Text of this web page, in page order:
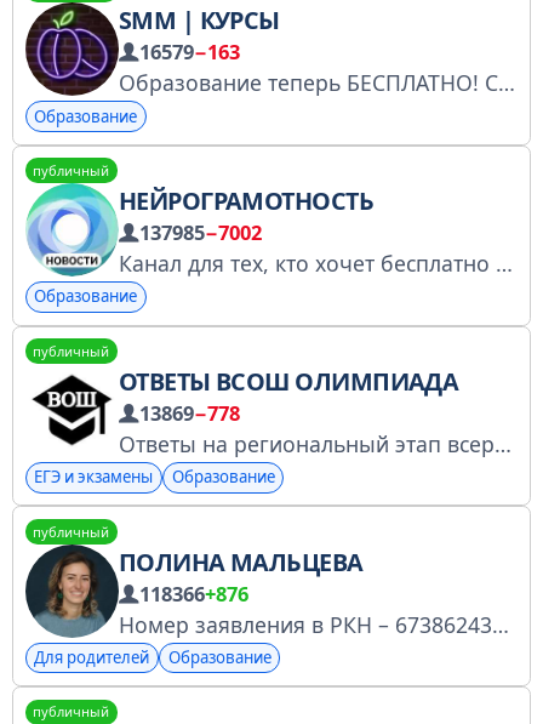
SMM | КУРСЫ
16579−163
Образование теперь БЕСПЛАТНО! Сотрудничество: @evabyte
Образование
публичный
НЕЙРОГРАМОТНОСТЬ
137985−7002
Канал для тех, кто хочет бесплатно научиться применять ИИ в работе и жизни. РКН: https://clck.ru/3GCvj5 Реклама: @hiai_ads Работаем с @bidfox_news, @Tgpodbor_official #KTJZW
Образование
публичный
ОТВЕТЫ ВСОШ ОЛИМПИАДА
13869−778
Ответы на региональный этап всероссийской олимпиады школьников ВОШ, ВсОШ, Сириус, Взлет, МЭШ 2026
ЕГЭ и экзамены Образование
публичный
ПОЛИНА МАЛЬЦЕВА
118366+876
Номер заявления в РКН – 6738624354 Обучаю родителей развивать детей системно, по возрасту и ничего не упустив
Для родителей Образование
публичный